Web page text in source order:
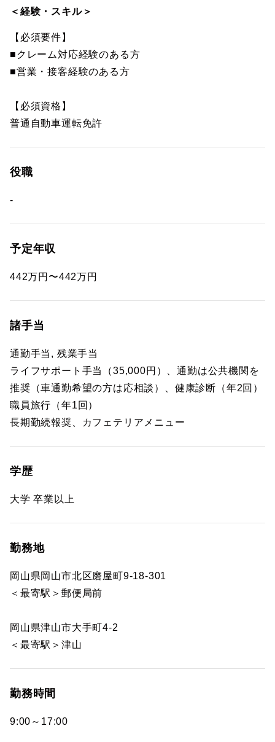
＜経験・スキル＞
【必須要件】
■クレーム対応経験のある方
■営業・接客経験のある方
【必須資格】
普通自動車運転免許
役職
-
予定年収
442万円〜442万円
諸手当
通勤手当, 残業手当
ライフサポート手当（35,000円）、通勤は公共機関を
推奨（車通勤希望の方は応相談）、健康診断（年2回）
職員旅行（年1回）
長期勤続報奨、カフェテリアメニュー
学歴
大学 卒業以上
勤務地
岡山県岡山市北区磨屋町9-18-301
＜最寄駅＞郵便局前
岡山県津山市大手町4-2
＜最寄駅＞津山
勤務時間
9:00～17:00